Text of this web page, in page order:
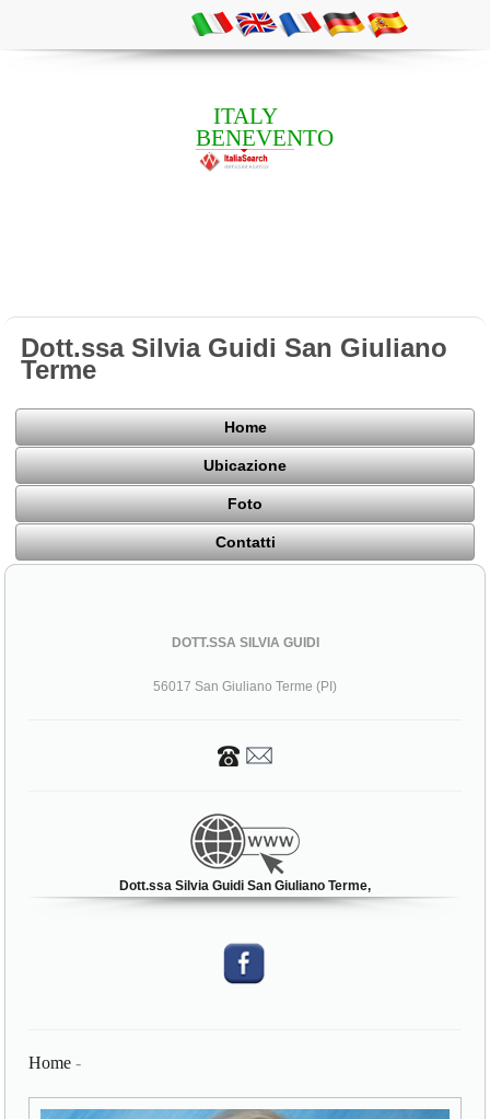
ITALY
BENEVENTO
Dott.ssa Silvia Guidi San Giuliano
Terme
Home
Ubicazione
Foto
Contatti
DOTT.SSA SILVIA GUIDI
56017 San Giuliano Terme (PI)
Dott.ssa Silvia Guidi San Giuliano Terme,
Home -